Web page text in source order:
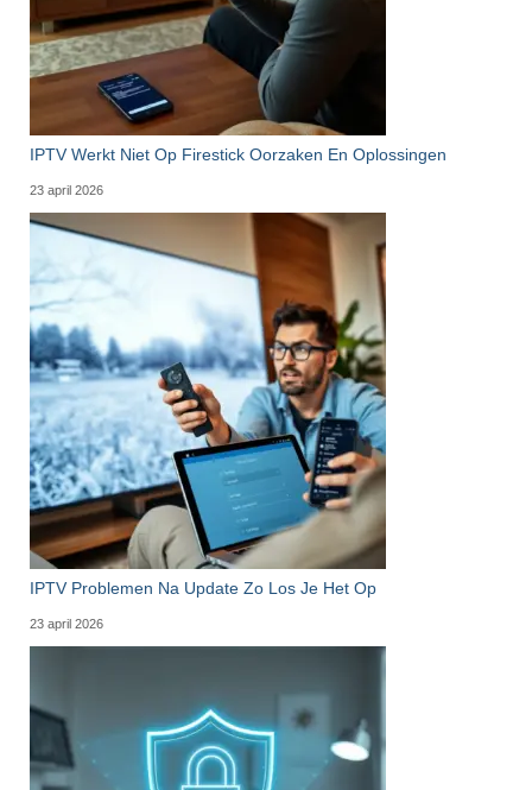
IPTV Werkt Niet Op Firestick Oorzaken En Oplossingen
23 april 2026
IPTV Problemen Na Update Zo Los Je Het Op
23 april 2026